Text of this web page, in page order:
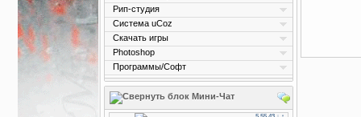
Рип-студия
Система uCoz
Скачать игры
Photoshop
Программы/Софт
Мини-Чат